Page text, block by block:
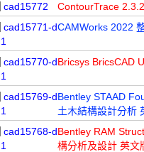
cad15772
ContourTrace
cad15771-d
1
CAMWorks 2022
cad15770-d
1
Bricsys BricsCAD
cad15769-d
1
Bentley STAAD
土木結構設計分析
cad15768-d
1
Bentley RAM
構分析及設計 英文